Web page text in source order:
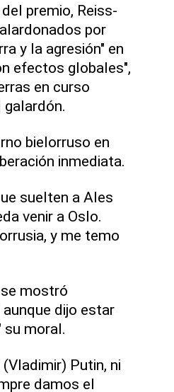
premio, Reiss-
por
y la agresión" en
efectos globales",
en curso
bielorruso en
inmediata.
suelten a Ales
venir a Oslo.
y me temo
se mostró
dijo estar
su moral.
Putin, ni
damos el